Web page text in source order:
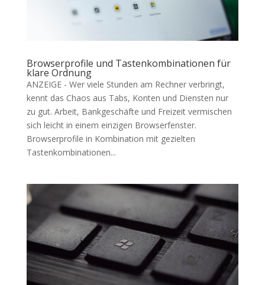
Browserprofile und Tastenkombinationen für
klare Ordnung
ANZEIGE - Wer viele Stunden am Rechner verbringt,
kennt das Chaos aus Tabs, Konten und Diensten nur
zu gut. Arbeit, Bankgeschäfte und Freizeit vermischen
sich leicht in einem einzigen Browserfenster.
Browserprofile in Kombination mit gezielten
Tastenkombinationen...